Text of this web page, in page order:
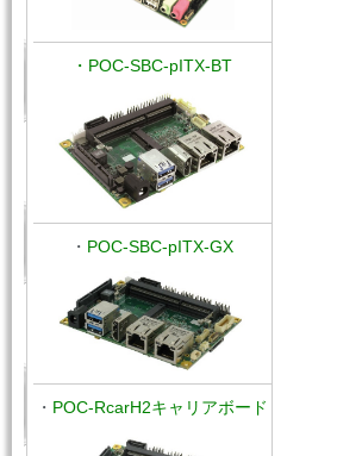
・POC-SBC-pITX-BT
・ POC-SBC-pITX-GX
・ POC-RcarH2キャリアボード